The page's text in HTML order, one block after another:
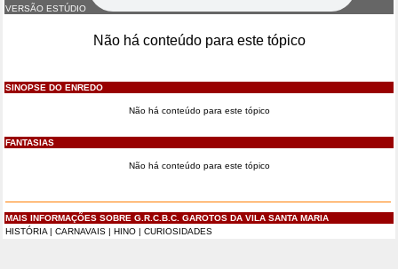
VERSÃO ESTÚDIO
Não há conteúdo para este tópico
SINOPSE DO ENREDO
Não há conteúdo para este tópico
FANTASIAS
Não há conteúdo para este tópico
MAIS INFORMAÇÕES SOBRE G.R.C.B.C. GAROTOS DA VILA SANTA MARIA
HISTÓRIA | CARNAVAIS | HINO | CURIOSIDADES